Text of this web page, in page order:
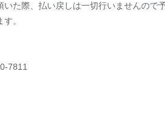
いた際、払い戻しは一切行いませんので
。
7811